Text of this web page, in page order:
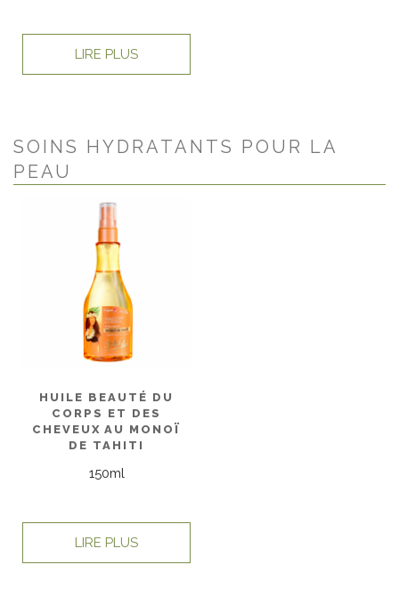
LIRE PLUS
SOINS HYDRATANTS POUR LA
PEAU
HUILE BEAUTÉ DU
CORPS ET DES
CHEVEUX AU MONOÏ
DE TAHITI
150ml
LIRE PLUS